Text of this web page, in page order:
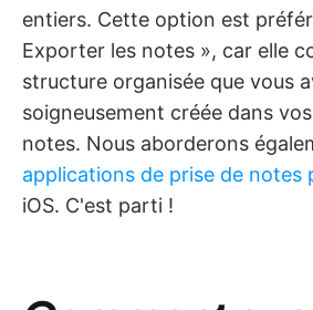
entiers. Cette option est
Exporter les notes », car elle
structure organisée que vous
soigneusement créée dans
notes. Nous aborderons
applications de prise de notes
iOS. C'est parti !